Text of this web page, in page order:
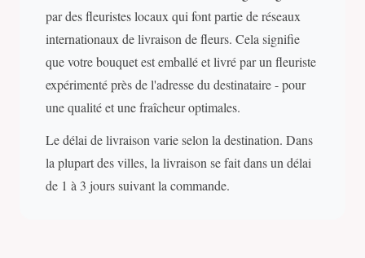
par des fleuristes locaux qui font partie de réseaux
internationaux de livraison de fleurs. Cela signifie
que votre bouquet est emballé et livré par un fleuriste
expérimenté près de l'adresse du destinataire - pour
une qualité et une fraîcheur optimales.
Le délai de livraison varie selon la destination. Dans
la plupart des villes, la livraison se fait dans un délai
de 1 à 3 jours suivant la commande.